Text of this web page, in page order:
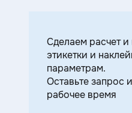
Cделаем расчет
этикетки и
параметрам.
Оставьте запрос
рабочее время